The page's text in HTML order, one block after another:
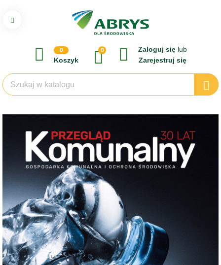
0
Koszyk
0 Zaloguj się lub
Zarejestruj się